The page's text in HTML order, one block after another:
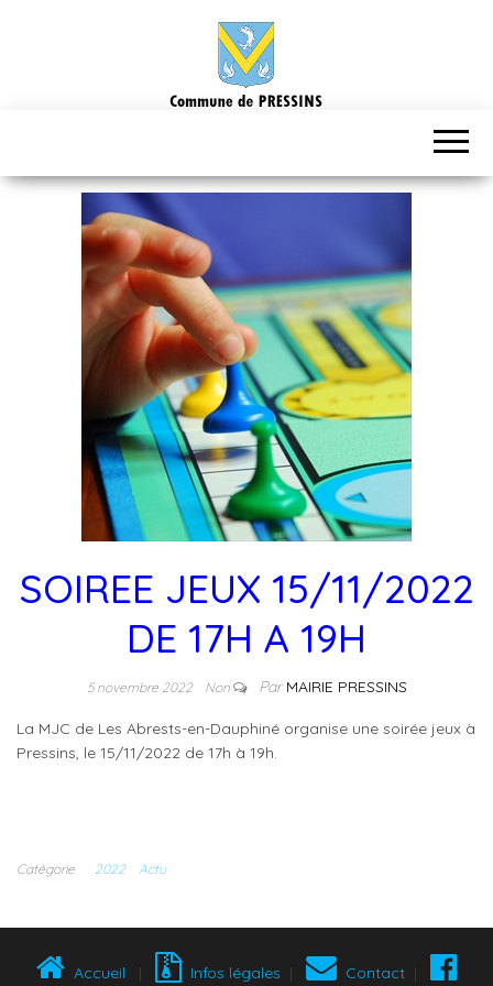
SOIREE JEUX 15/11/2022
DE 17H A 19H
5 novembre 2022 Non ParMAIRIE PRESSINS
La MJC de Les Abrests-en-Dauphiné organise une soirée jeux à
Pressins, le 15/11/2022 de 17h à 19h.
Catégorie 2022 Actu
Accueil | Infos légales | Contact |